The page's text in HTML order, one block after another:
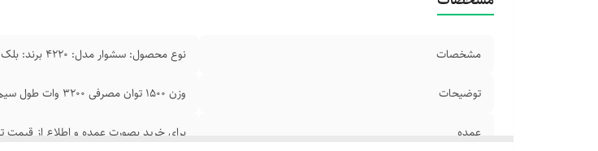
مشخصات نوع محصول: سشوار مدل: 4220 برند: بلک کوکر توان مصرفی: 3200 وات
توضیحات وزن ۱۵۰۰ توان مصرفی ۳۲۰۰ وات طول سیم ۱۵۰ سانتی‌متر امکانات ابزار تقویت کننده‌ی توربو نوع موتور AC
عمده برای خرید بصورت عمده و اطلاع از قیمت تماس بگیرید 09901361322---